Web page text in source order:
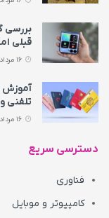
قبلی
آموزش
تلفنی
دسترسی سریع
فناوری
کامپیوتر و موبایل